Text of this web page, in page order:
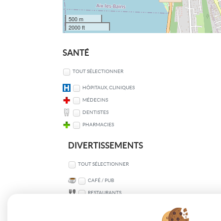
500 m
2000 ft
SANTÉ
TOUT SÉLECTIONNER
HÔPITAUX, CLINIQUES
MÉDECINS
DENTISTES
PHARMACIES
DIVERTISSEMENTS
TOUT SÉLECTIONNER
CAFÉ / PUB
RESTAURANTS